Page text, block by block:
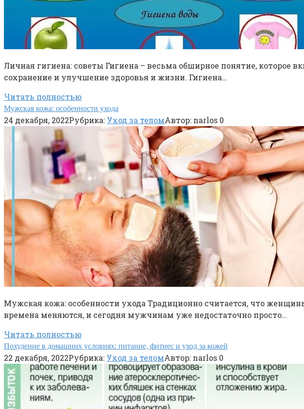
Личная гигиена: советы Гигиена – весьма обширное понятие, которое
сохранение и улучшение здоровья и жизни. Гигиена…
Читать полностью
Мужская кожа: особенности ухода
24 декабря, 2022Рубрика: Уход за теломАвтор: narlos 0
Мужская кожа: особенности ухода Традиционно считается, что
времена меняются, и сегодня мужчинам уже недостаточно просто…
Читать полностью
Похудение в домашних условиях: питание, фитнес и уход за кожей
22 декабря, 2022Рубрика: Уход за теломАвтор: narlos 0